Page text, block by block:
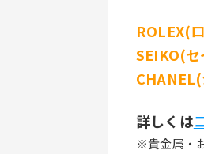
ROLEX(
SEIKO(
詳しくは
※貴金属・